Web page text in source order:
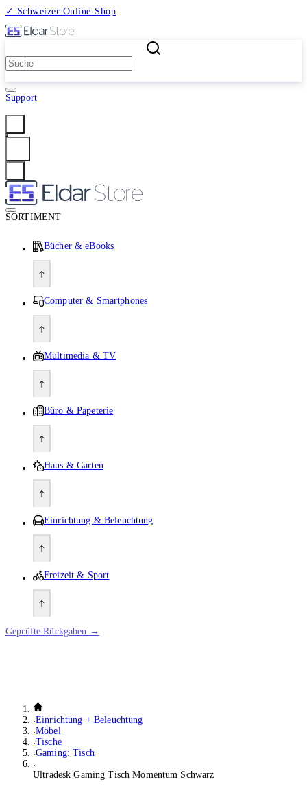
✓ Schweizer Online-Shop
Support
SORTIMENT
Bücher & eBooks
Computer & Smartphones
Multimedia & TV
Büro & Papeterie
Haus & Garten
Einrichtung & Beleuchtung
Freizeit & Sport
Geprüfte Rückgaben →
Einrichtung + Beleuchtung
Möbel
Tische
Gaming: Tisch
Ultradesk Gaming Tisch Momentum Schwarz